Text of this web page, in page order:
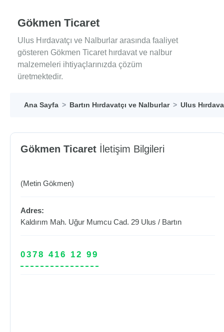
Gökmen Ticaret
Ulus Hırdavatçı ve Nalburlar arasında faaliyet
gösteren Gökmen Ticaret hırdavat ve nalbur
malzemeleri ihtiyaçlarınızda çözüm
üretmektedir.
Ana Sayfa Bartın Hırdavatçı ve Nalburlar Ulus
Gökmen Ticaret İletişim Bilgileri
(Metin Gökmen)
Adres:
Kaldırım Mah. Uğur Mumcu Cad. 29 Ulus / Bartın
0378 416 12 99